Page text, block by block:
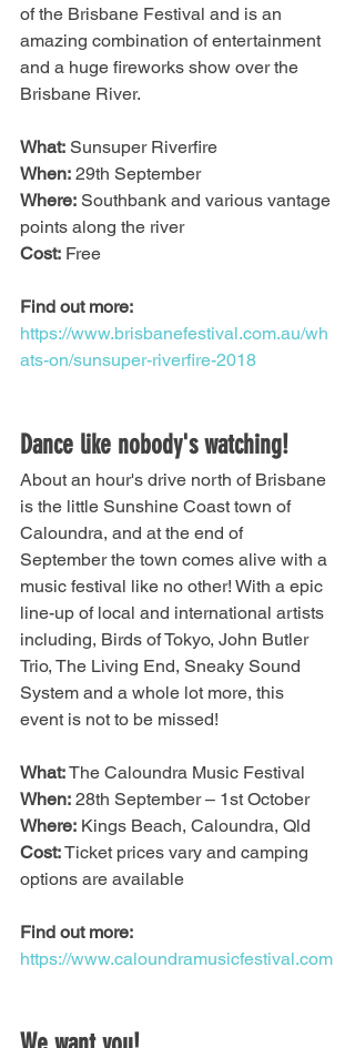
of the Brisbane Festival and is an
amazing combination of entertainment
and a huge fireworks show over the
Brisbane River.
What: Sunsuper Riverfire
When: 29th September
Where: Southbank and various vantage
points along the river
Cost: Free
Find out more:
https://www.brisbanefestival.com.au/wh
ats-on/sunsuper-riverfire-2018
Dance like nobody's watching!
About an hour's drive north of Brisbane
is the little Sunshine Coast town of
Caloundra, and at the end of
September the town comes alive with a
music festival like no other! With a epic
line-up of local and international artists
including, Birds of Tokyo, John Butler
Trio, The Living End, Sneaky Sound
System and a whole lot more, this
event is not to be missed!
What: The Caloundra Music Festival
When: 28th September – 1st October
Where: Kings Beach, Caloundra, Qld
Cost: Ticket prices vary and camping
options are available
Find out more:
https://www.caloundramusicfestival.com